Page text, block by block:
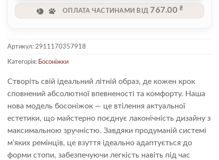
ОПЛАТА ЧАСТИНАМИ ВІД 767.00₴
Артикул: 2911170357918
Категорія: Босоніжки
Створіть свій ідеальний літній образ, де кожен крок
сповнений абсолютної впевненості та комфорту. Наша
нова модель босоніжок — це втілення актуальної
естетики, що майстерно поєднує лаконічність дизайну з
максимальною зручністю. Завдяки продуманій системі
м’яких ремінців, це взуття ідеально адаптується до
форми стопи, забезпечуючи легкість навіть під час